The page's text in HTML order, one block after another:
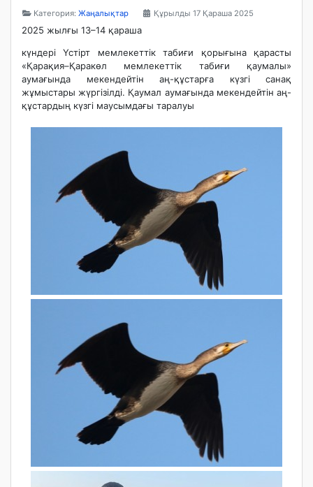
Категория:Жаңалықтар Құрылды 17 Қараша 2025
2025 жылғы 13–14 қараша
күндері Үстірт мемлекеттік табиғи қорығына қарасты
«Қарақия–Қаракөл мемлекеттік табиғи қаумалы»
аумағында мекендейтін аң-құстарға күзгі санақ
жұмыстары жүргізілді. Қаумал аумағында мекендейтін аң-
құстардың күзгі маусымдағы таралуы